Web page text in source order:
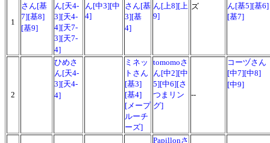
1
さん[基
7][基8]
[基9]
ん[天4-
3][天4-
4][天7-
3][天7-
4]
ん[中3][中
4]
さん[基
3][基
4]
ん[上8][上
9]
ズ
ん[基5][基6]
[基7]
2
ひめさ
ん[天4-
3][天4-
4]
ミネッ
トさん
[基3]
[基4]
[メープ
ルーチ
ーズ]
tomomoさ
ん[中2][中
5][中6][さ
つまリン
グ]
--
コーヅさん
[中7][中8]
[中9]
Papillonさ